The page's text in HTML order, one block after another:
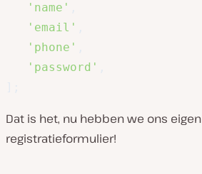
'name'
'email'
'phone'
'password'
Dat is het, nu hebben we ons eigen
registratieformulier!